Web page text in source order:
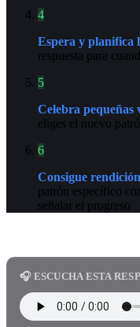
4
Espera y planifica
respuesta para
5
Celebra pequeñas
eliges el nuevo
6
Consigue
patrón específico
señalar el progreso
🎧 ESCUCHA ESTA